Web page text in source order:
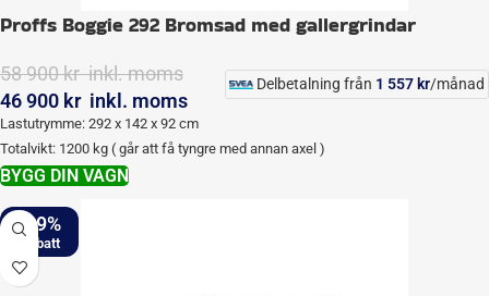
Proffs Boggie 292 Bromsad med gallergrindar
58 900kr inkl. moms
46 900 kr inkl. moms
Delbetalning från 1 557 kr/månad
Lastutrymme: 292 x 142 x 92 cm
Totalvikt: 1200 kg ( går att få tyngre med annan axel )
BYGG DIN VAGN
-19%